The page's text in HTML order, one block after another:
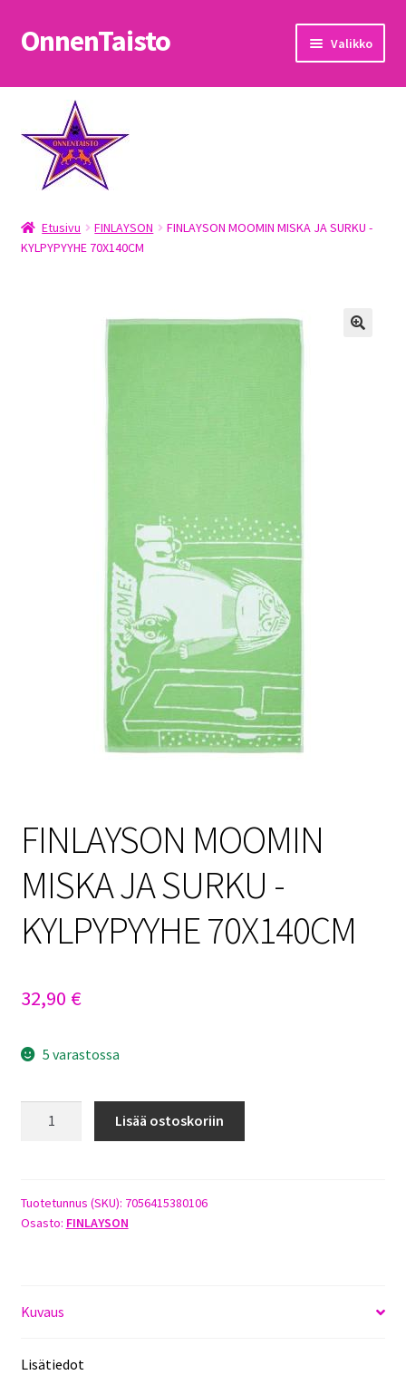
Siirry
navigointiin
Siirry
sisältöön
OnnenTaisto Valikko
Etusivu
Kassa
Oma tili
OnnenTaisto
Etusivu FINLAYSON
FINLAYSON MOOMIN MISKA JA SURKU -
KYLPYPYYHE 70X140CM
FINLAYSON MOOMIN
MISKA JA SURKU -
KYLPYPYYHE 70X140CM
32,90 €
5 varastossa
SURKU
-
Lisää ostoskoriin
Tuotetunnus (SKU): 7056415380106
Osasto: FINLAYSON
Kuvaus
Lisätiedot